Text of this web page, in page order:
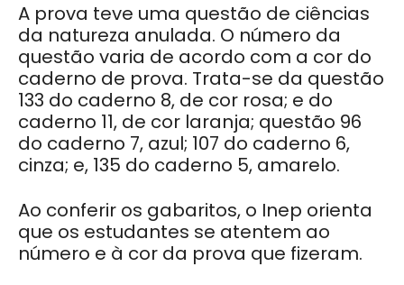
A prova teve uma questão de ciências
da natureza anulada. O número da
questão varia de acordo com a cor do
caderno de prova. Trata-se da questão
133 do caderno 8, de cor rosa; e do
caderno 11, de cor laranja; questão 96
do caderno 7, azul; 107 do caderno 6,
cinza; e, 135 do caderno 5, amarelo.
Ao conferir os gabaritos, o Inep orienta
que os estudantes se atentem ao
número e à cor da prova que fizeram.